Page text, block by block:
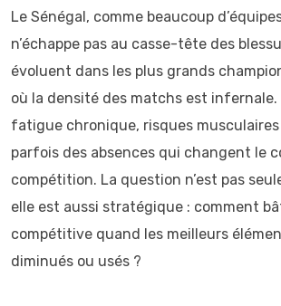
Le Sénégal, comme beaucoup
n’échappe pas au casse-tête des
évoluent dans les plus grands
où la densité des matchs est infernale.
fatigue chronique, risques
parfois des absences qui changent le
compétition. La question n’est pas
elle est aussi stratégique : comment
compétitive quand les meilleurs
diminués ou usés ?